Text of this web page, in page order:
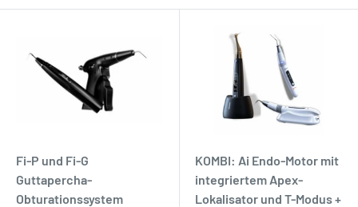
Fi-P und Fi-G
Guttapercha-
Obturationssystem
KOMBI: Ai Endo-Motor mit
integriertem Apex-
Lokalisator und T-Modus +